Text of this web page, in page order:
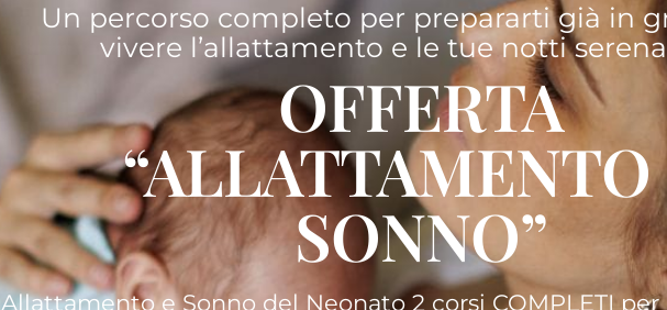
Un percorso completo per prepararti già in
vivere l’allattamento e le tue notti
OFFERTA
SONNO”
Allattamento e Sonno del Neonato 2 corsi COMPLETI